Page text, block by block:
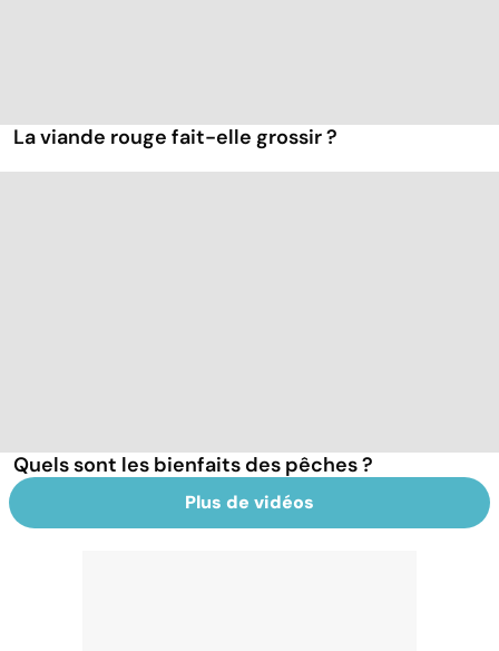
La viande rouge fait-elle grossir ?
Quels sont les bienfaits des pêches ?
Plus de vidéos